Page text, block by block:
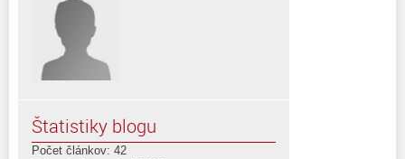
Štatistiky blogu
Počet článkov: 42